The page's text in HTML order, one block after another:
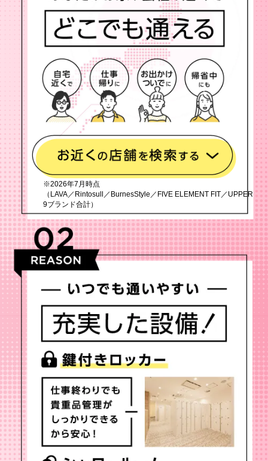
※2026年7月時点
（LAVA／Rintosull／BurnesStyle／FIVE ELEMENT FIT／UPPER
9ブランド合計）